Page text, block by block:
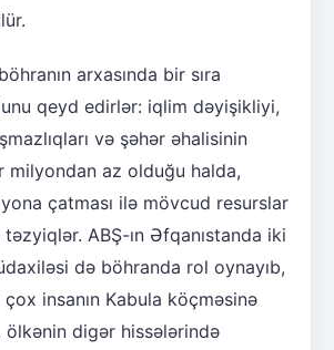
arxasında bir sıra
qeyd edirlər: iqlim dəyişikliyi,
və şəhər əhalisinin
milyondan az olduğu halda,
çatması ilə mövcud resurslar
ABŞ-ın Əfqanıstanda iki
də böhranda rol oynayıb,
insanın Kabula köçməsinə
ölkənin digər hissələrində